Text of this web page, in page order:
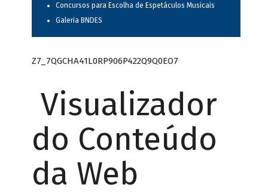
Concursos para Escolha de Espetáculos Musicais
Galeria BNDES
Z7_7QGCHA41L0RP906P422Q9Q0EO7
Visualizador
do Conteúdo
da Web